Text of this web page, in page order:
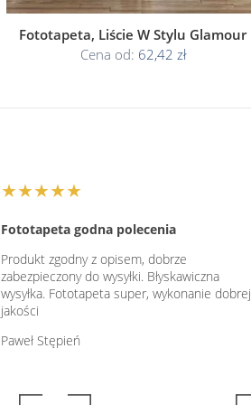
Fototapeta, Liście W Stylu Glamour
Cena od: 62,42 zł
★★★★★
Fototapeta godna polecenia
Produkt zgodny z opisem, dobrze
zabezpieczony do wysyłki. Błyskawiczna
wysyłka. Fototapeta super, wykonanie dobrej
jakości
Paweł Stępień